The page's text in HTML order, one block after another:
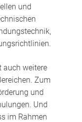
und
auch weitere
Zum
und
Und
im Rahmen